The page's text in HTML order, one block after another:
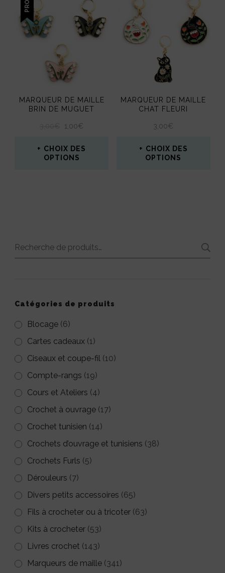
plusieurs
variations.
Les
options
être
choisies
la
MARQUEUR DE MAILLE
BRIN DE MUGUET
LE
INITIAL
ÉTAIT :
1,00€
ACTUEL
CHOIX DES
OPTIONS
variations.
être
choisies
sur
la
page
du
produit
MARQUEUR DE MAILLE
CHAT FLEURI
3,00€
CHOIX DES
OPTIONS
variations.
Recherche
Catégories de produits
Blocage (6)
Cartes cadeaux (1)
Ciseaux et coupe-fil (10)
Compte-rangs (19)
Cours et Ateliers (4)
Crochet à ouvrage (17)
Crochet tunisien (14)
Crochets d’ouvrage et tunisiens (38)
Crochets Furls (5)
Dérouleurs (7)
Divers petits accessoires (65)
Fils à crocheter ou à tricoter (63)
Kits à crocheter (53)
Livres crochet (143)
Marqueurs de maille (341)